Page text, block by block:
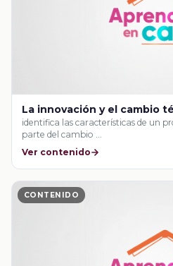
La innovación y el cambio
identifica las características de un
parte del cambio …
Ver contenido
CONTENIDO